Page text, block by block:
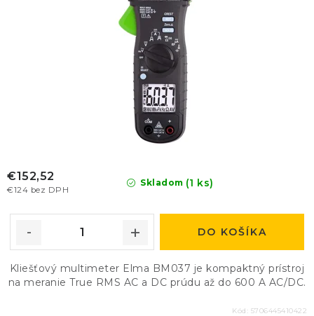
Skladom (1 ks)
€124 bez DPH
€152,52
DO KOŠÍKA
Kliešťový multimeter Elma BM037 je kompaktný prístroj
na meranie True RMS AC a DC prúdu až do 600 A AC/DC.
Kód: 5706445410422